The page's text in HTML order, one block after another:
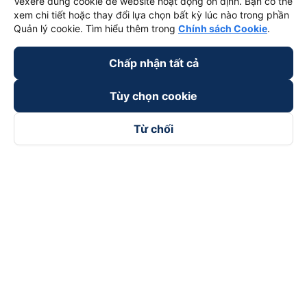
xem chi tiết hoặc thay đổi lựa chọn bất kỳ lúc nào trong phần
Quản lý cookie. Tìm hiểu thêm trong Chính sách Cookie.
Chấp nhận tất cả
Tùy chọn cookie
Từ chối